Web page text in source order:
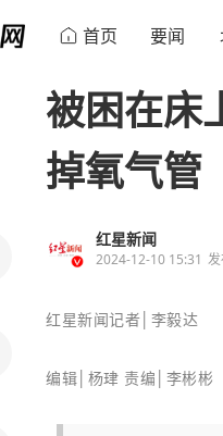
首页 要闻
被困在床
掉氧气管
红星新闻
2024-12-10 15:31
红星新闻记者│李毅达
编辑│杨珒 责编│李彬彬